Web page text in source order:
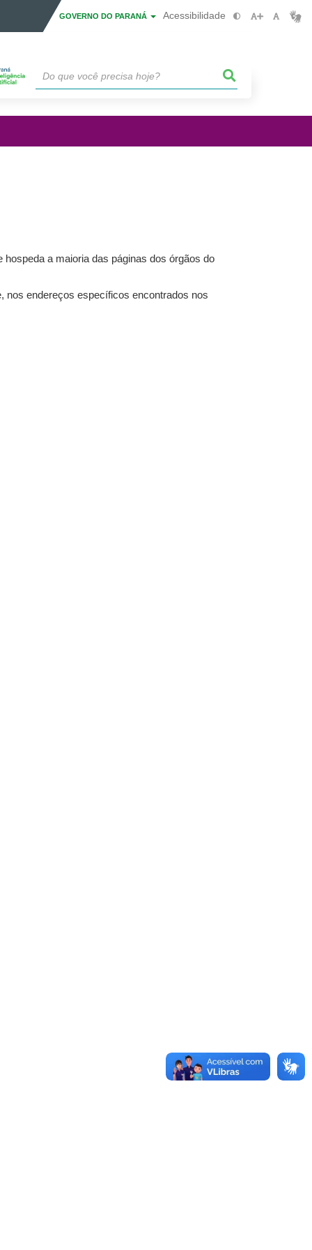
GOVERNO DO PARANÁ Acessibilidade
a maioria das páginas dos órgãos do
nos endereços específicos encontrados nos